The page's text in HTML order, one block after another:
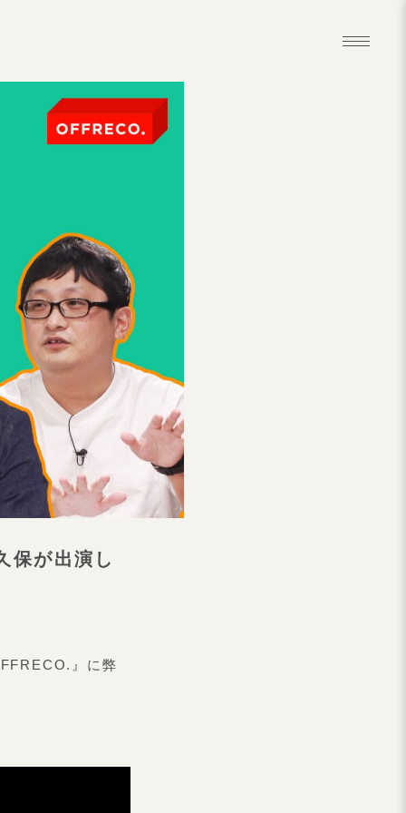
保が出演し
』に弊